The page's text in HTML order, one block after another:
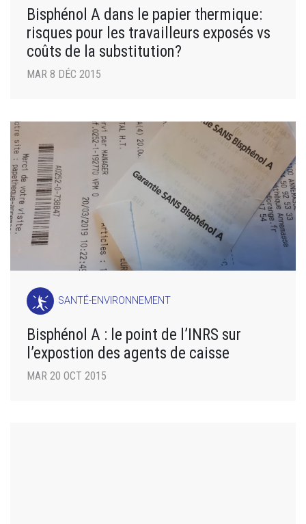
Bisphénol A dans le papier thermique:
risques pour les travailleurs exposés vs
coûts de la substitution?
MAR 8 DÉC 2015
SANTÉ-ENVIRONNEMENT
Bisphénol A : le point de l’INRS sur
l’expostion des agents de caisse
MAR 20 OCT 2015